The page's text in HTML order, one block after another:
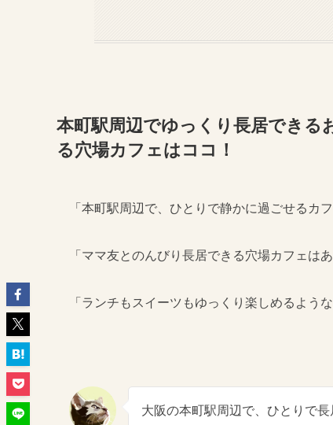
本町駅周辺でゆっくり長居でき
る穴場カフェはココ！
「本町駅周辺で、ひとりで静かに過ごせるカ
「ママ友とのんびり長居できる穴場カフェはあ
「ランチもスイーツもゆっくり楽しめるよう
大阪の本町駅周辺で、ひとりで